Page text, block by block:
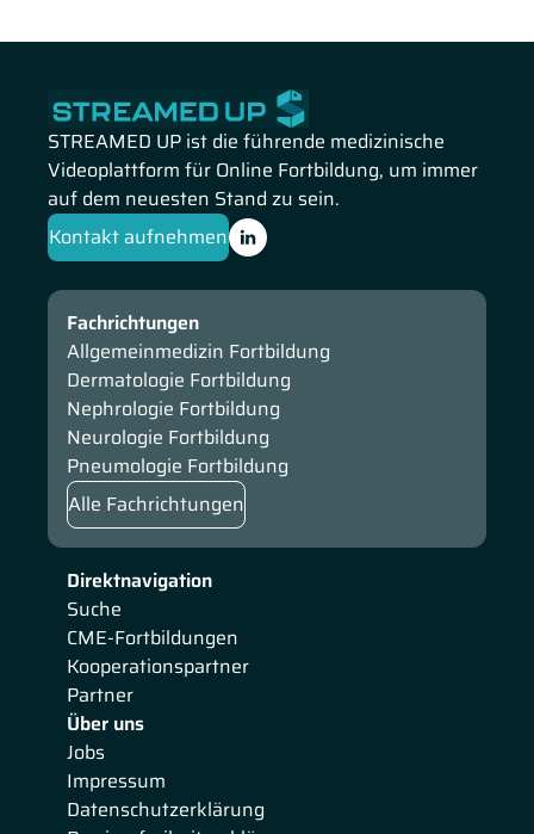
STREAMED UP ist die führende medizinische
Videoplattform für Online Fortbildung, um immer
auf dem neuesten Stand zu sein.
Kontakt aufnehmen
Direktnavigation
Suche
CME-Fortbildungen
Kooperationspartner
Partner
Über uns
Jobs
Impressum
Datenschutzerklärung
Fachrichtungen
Allgemeinmedizin Fortbildung
Dermatologie Fortbildung
Nephrologie Fortbildung
Neurologie Fortbildung
Pneumologie Fortbildung
Alle Fachrichtungen